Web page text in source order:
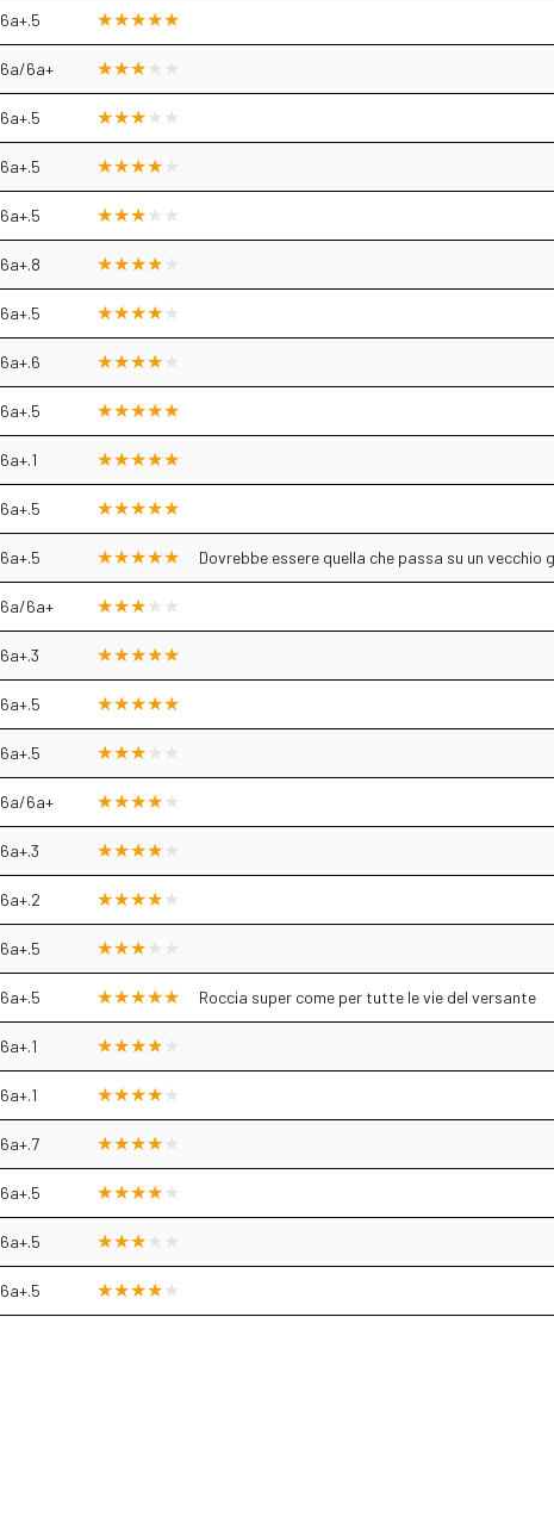
6a+.5
6a/6a+
6a+.5
6a+.5
6a+.5
6a+.8
6a+.5
6a+.6
6a+.5
6a+.1
6a+.5
6a+.5 Dovrebbe essere quella che passa su un
6a/6a+
6a+.3
6a+.5
6a+.5
6a/6a+
6a+.3
6a+.2
6a+.5
6a+.5 Roccia super come per tutte le vie del versante
6a+.1
6a+.1
6a+.7
6a+.5
6a+.5
6a+.5